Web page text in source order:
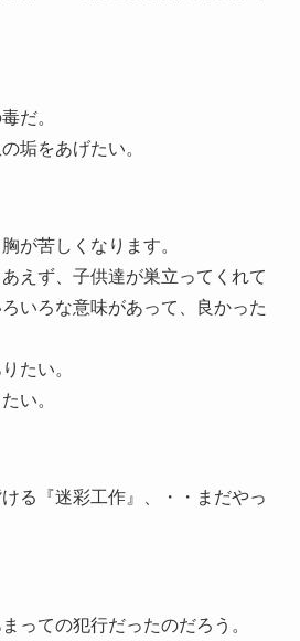
だ。
垢をあげたい。
が苦しくなります。
えず、子供達が巣立ってくれて
いろな意味があって、良かった
たい。
い。
る『迷彩工作』、・・まだやっ
っての犯行だったのだろう。